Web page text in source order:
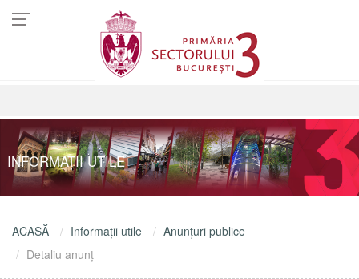
INFORMAŢII UTILE
ACASĂ Informaţii utile
Anunţuri publice
Detaliu anunţ